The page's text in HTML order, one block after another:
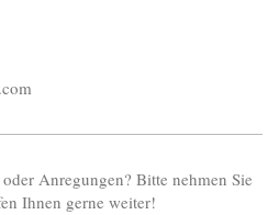
Anregungen? Bitte nehmen Sie
Ihnen gerne weiter!